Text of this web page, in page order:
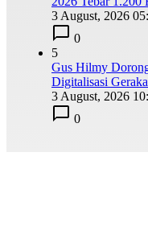
3 August, 2026
0
5
Gus Hilmy
Digitalisasi
3 August, 2026
0